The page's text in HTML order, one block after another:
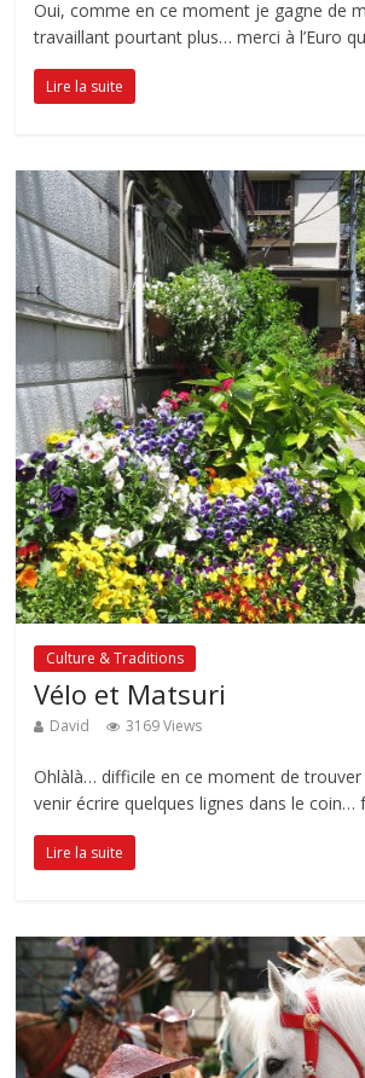
Oui, comme en ce moment je gagne de
travaillant pourtant plus… merci à l’Euro
Lire la suite
Culture & Traditions
Vélo et Matsuri
David 3169 Views
Ohlàlà… difficile en ce moment de
venir écrire quelques lignes dans le coin…
Lire la suite